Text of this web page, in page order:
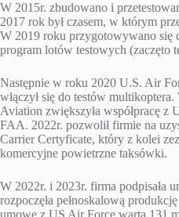
W 2015r. zbudowano i
2017 rok był czasem, w którym
W 2019 roku przygotowywano się
program lotów testowych (zaczęto
Następnie w roku 2020 U.S. Air
włączył się do testów
Aviation zwiększyła współpracę
FAA. 2022r. pozwolił firmie na
Carrier Certyficate, który z kolei
komercyjne powietrzne taksówki.
W 2022r. i 2023r. firma podpisała
rozpoczęła pełnoskalową